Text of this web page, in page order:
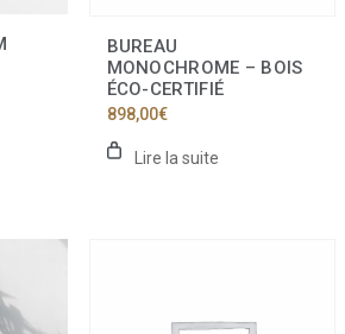
BUREAU
MONOCHROME – BOIS
ÉCO-CERTIFIÉ
898,00€
Lire la suite